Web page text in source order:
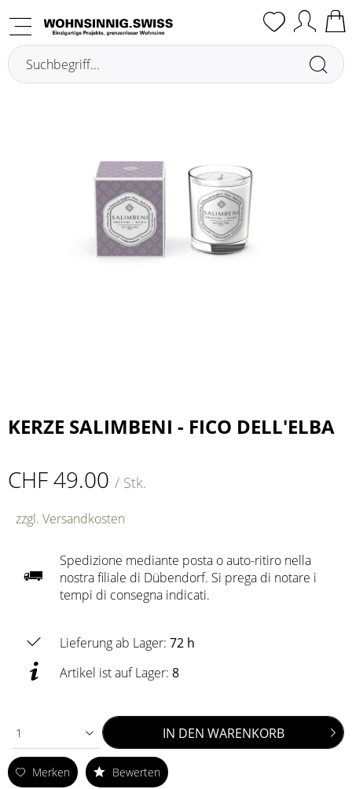
Übersicht
KERZE SALIMBENI - FICO DELL'ELBA
CHF 49.00 / Stk.
zzgl. Versandkosten
Spedizione mediante posta o auto-ritiro nella
nostra filiale di Dübendorf. Si prega di notare i
tempi di consegna indicati.
Lieferung ab Lager: 72 h
Artikel ist auf Lager: 8
1 IN DEN WARENKORB
Merken Bewerten